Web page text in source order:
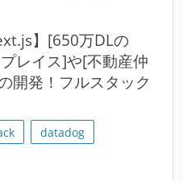
】[650万DLの
レイス]や[不動産仲
開発！フルスタック
datadog